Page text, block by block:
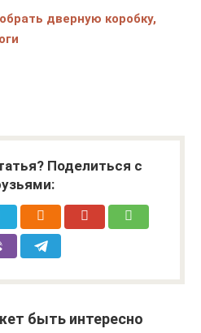
дверную коробку,
Поделиться с
быть интересно